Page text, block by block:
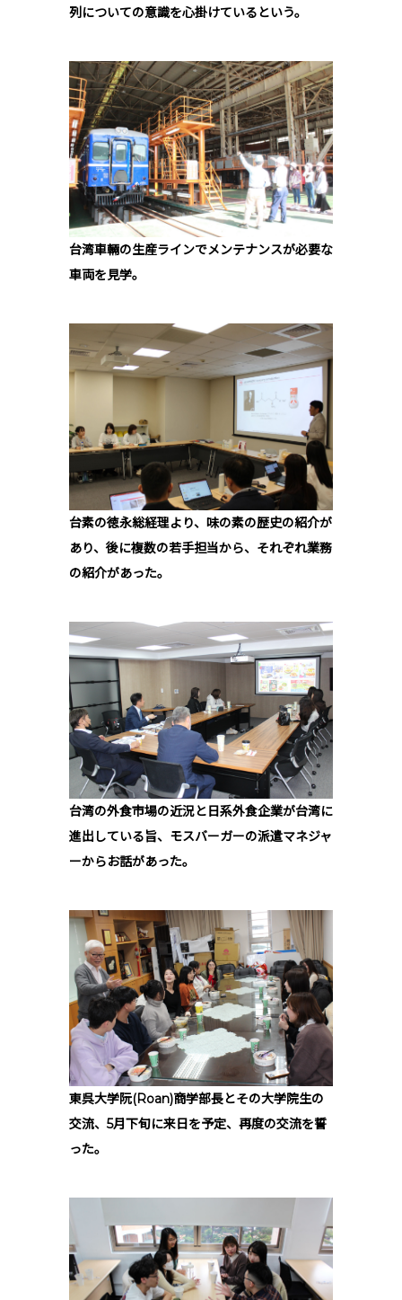
列についての意識を心掛けているという。
台湾車輛の生産ラインでメンテナンスが必要な
車両を見学。
台素の徳永総経理より、味の素の歴史の紹介が
あり、後に複数の若手担当から、それぞれ業務
の紹介があった。
台湾の外食市場の近況と日系外食企業が台湾に
進出している旨、モスバーガーの派遣マネジャ
ーからお話があった。
東呉大学阮(Roan)商学部長とその大学院生の
交流、5月下旬に来日を予定、再度の交流を誓
った。